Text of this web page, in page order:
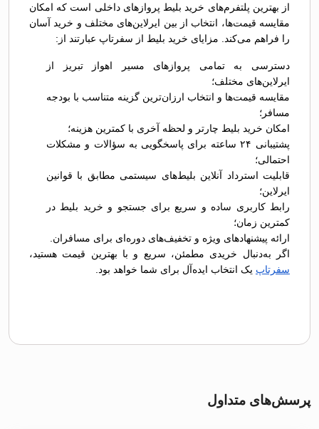
از بهترین پلتفرم‌های خرید بلیط پروازهای داخلی است که امکان
مقایسه قیمت‌ها، انتخاب از بین ایرلاین‌های مختلف و خرید آسان
را فراهم می‌کند. مزایای خرید بلیط از سفرتاپ عبارتند از:
دسترسی به تمامی پروازهای مسیر اهواز تبریز از
ایرلاین‌های مختلف؛
مقایسه قیمت‌ها و انتخاب ارزان‌ترین گزینه متناسب با بودجه
مسافر؛
امکان خرید بلیط چارتر و لحظه آخری با کمترین هزینه؛
پشتیبانی ۲۴ ساعته برای پاسخگویی به سؤالات و مشکلات
احتمالی؛
قابلیت استرداد آنلاین بلیط‌های سیستمی مطابق با قوانین
ایرلاین؛
رابط کاربری ساده و سریع برای جستجو و خرید بلیط در
کمترین زمان؛
ارائه پیشنهادهای ویژه و تخفیف‌های دوره‌ای برای مسافران.
اگر به‌دنبال خریدی مطمئن، سریع و با بهترین قیمت هستید،
سفرتاپ یک انتخاب ایده‌آل برای شما خواهد بود.
پرسش‌های متداول